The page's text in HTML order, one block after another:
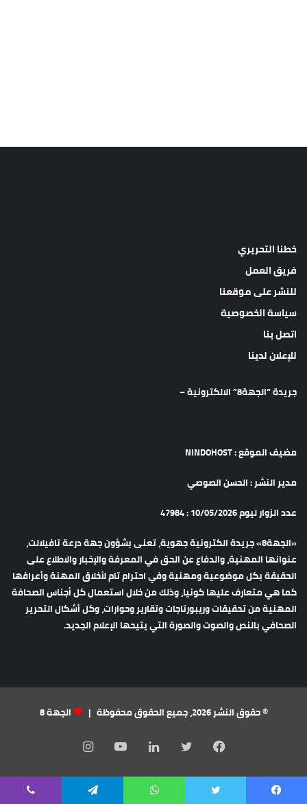
خطنا التحريري
فريق العمل
للنشر على موقعنا
سياسة الخصوصية
اتصل بنا
للإعلان لدينا
جريدة “الجهة8” الالكترونية –
مضيف الموقع : NINDOHOST
مدير النشر : الحسن الصوصي
عدد الزوار ليوم 10/05/2026 : 47984
«الجهة8» جريدة الكترونية جهوية، تعنى بشؤون جهة درعة تافيلالت،
عنوانها المهنية، والدفاع عن الحق في المعرفة والإخبار والاطلاع على
الحقيقة بكل موضوعية ومهنية وفي احترام تام لأخلاق المهنة وأعرافها
كما هي متعارف عليها كونيا، وذلك من خلال استعمال كل أجناس الصحافة
المهنية من تحقيقات وريبورتاجات وتقارير وحوارات، وكل أشكال التحرير
الصحافي بالنص والصوت والصورة التي يتيحها الإعلام الجديد.
© حقوق النشر 2026، جميع الحقوق محفوظة | الجهة 8